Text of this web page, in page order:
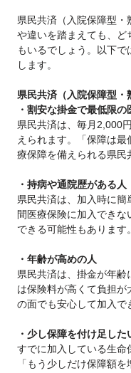
県民共済（入院保障型
や違いを踏まえても、ど
もいるでしょう。以下
します。
県民共済（入院保障型・
・割安な掛金で最低限
県民共済は、毎月2,000
えられます。「保障は
療保障を備えられる県民
・持病や通院歴がある人
県民共済は、加入時に
間医療保険に加入でき
できる可能性もあります。
・年齢が高めの人
県民共済は、掛金が年
は保険料が高くて負担
の面でも安心して加入で
・少し保障を付け足した
すでに加入している生命
「もう少しだけ保障額